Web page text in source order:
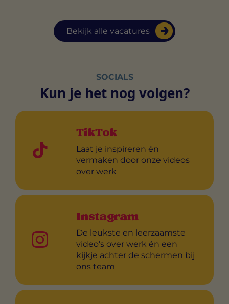
Bekijk alle vacatures
SOCIALS
Kun je het nog volgen?
TikTok
Laat je inspireren én
vermaken door onze videos
over werk
Instagram
De leukste en leerzaamste
video's over werk én een
kijkje achter de schermen bij
ons team